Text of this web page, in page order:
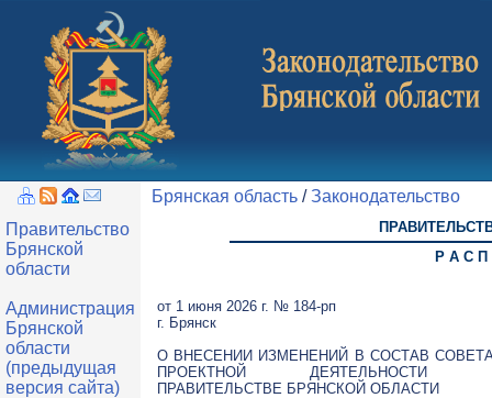
Правительство
Брянской
области
Администрация
Брянской
области
(предыдущая
версия сайта)
Брянская область /Законодательство
Р А С
от 1 июня 2026 г. № 184-рп
г. Брянск
О ВНЕСЕНИИ ИЗМЕНЕНИЙ В СОСТАВ
ПРОЕКТНОЙ ДЕЯТЕЛЬНОСТИ
ПРАВИТЕЛЬСТВЕ БРЯНСКОЙ ОБЛАСТИ